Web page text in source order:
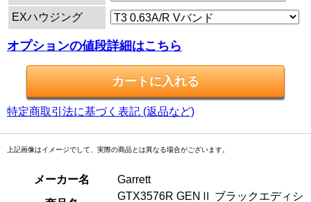
EXハウジング
オプションの値段詳細はこちら
特定商取引法に基づく表記 (返品など)
上記画像はイメージでして、実際の商品とは異なる場合がございます。
メーカー名 Garrett
GTX3576R GENⅡ ブラックエディシ